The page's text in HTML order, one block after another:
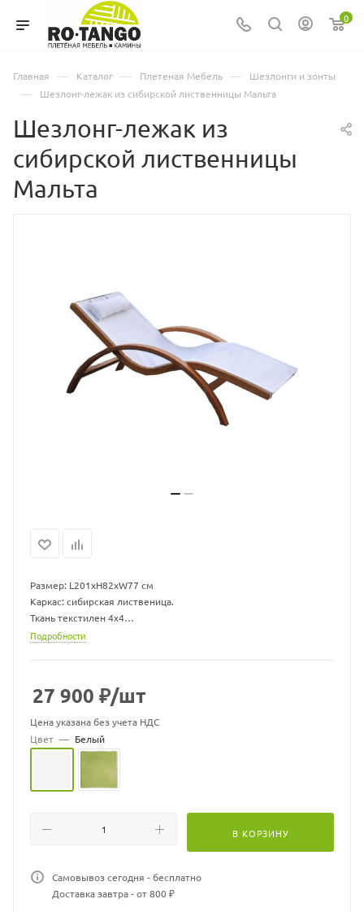
0
Главная — Каталог — Плетеная Мебель — Шезлонги и зонты
— Шезлонг-лежак из сибирской лиственницы Мальта
Шезлонг-лежак из
сибирской лиственницы
Мальта
Размер: L201xH82xW77 см
Каркас: сибирская лиственица.
Ткань текстилен 4x4
Вес: 22 кг
Подробности
27 900 ₽/шт
Цена указана без учета НДС
Цвет — Белый
В КОРЗИНУ
Самовывоз сегодня - бесплатно
Доставка завтра - от 800 ₽